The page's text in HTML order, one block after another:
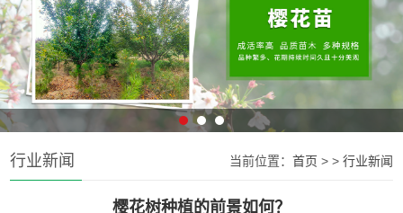
当前位置： 首页 > > 行业新闻
行业新闻
樱花树种植的前景如何？